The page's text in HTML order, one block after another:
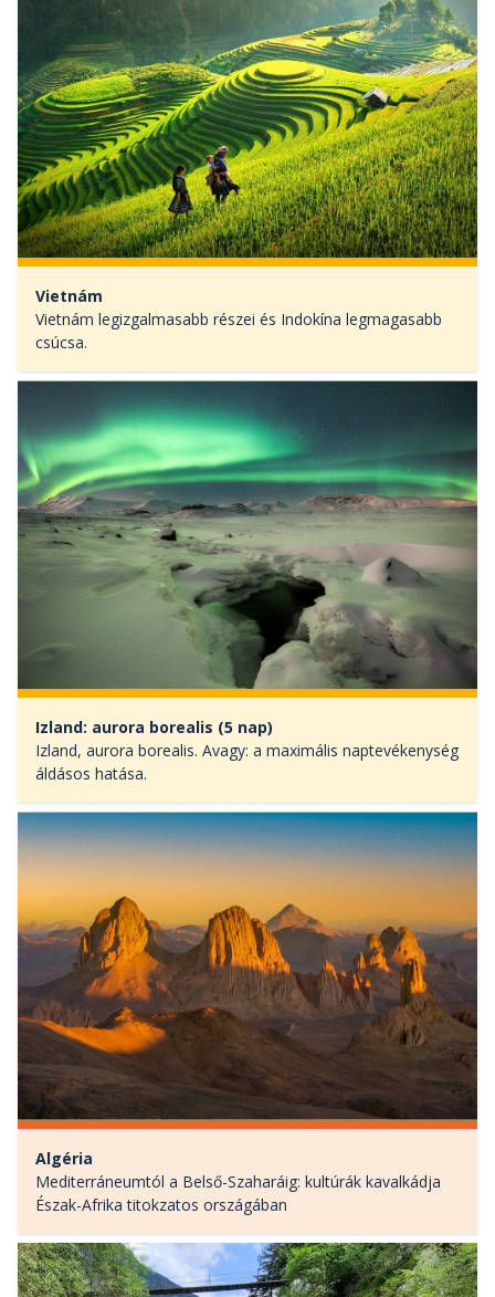
Vietnám
Vietnám legizgalmasabb részei és Indokína legmagasabb
csúcsa.
Izland: aurora borealis (5 nap)
Izland, aurora borealis. Avagy: a maximális naptevékenység
áldásos hatása.
Algéria
Mediterráneumtól a Belső-Szaharáig: kultúrák kavalkádja
Észak-Afrika titokzatos országában